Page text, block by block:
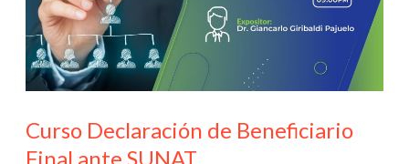
Curso Declaración de Beneficiario
Final ante SUNAT